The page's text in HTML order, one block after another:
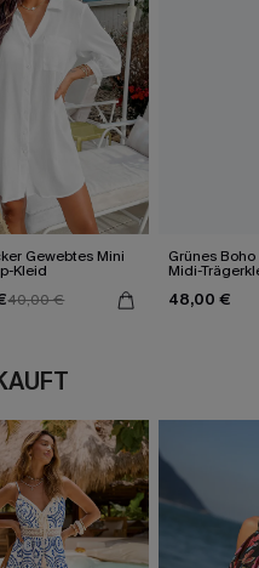
Gewebtes Mini
Kleid
40,00 €
Grünes
Midi-
48,00 €